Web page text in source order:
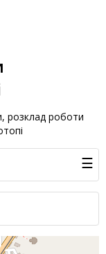
розклад роботи
☰